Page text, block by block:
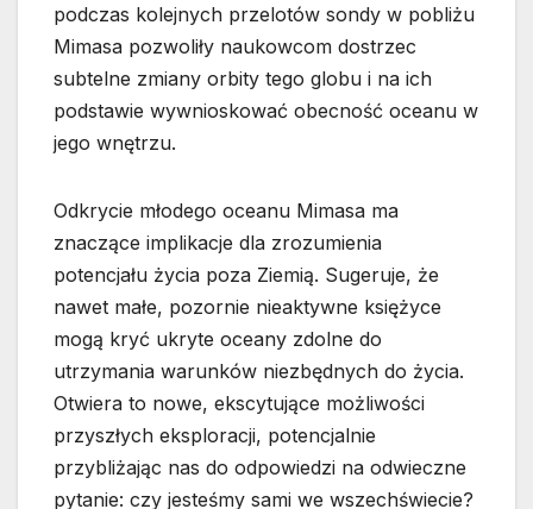
podczas kolejnych przelotów sondy w pobliżu
Mimasa pozwoliły naukowcom dostrzec
subtelne zmiany orbity tego globu i na ich
podstawie wywnioskować obecność oceanu w
jego wnętrzu.
Odkrycie młodego oceanu Mimasa ma
znaczące implikacje dla zrozumienia
potencjału życia poza Ziemią. Sugeruje, że
nawet małe, pozornie nieaktywne księżyce
mogą kryć ukryte oceany zdolne do
utrzymania warunków niezbędnych do życia.
Otwiera to nowe, ekscytujące możliwości
przyszłych eksploracji, potencjalnie
przybliżając nas do odpowiedzi na odwieczne
pytanie: czy jesteśmy sami we wszechświecie?